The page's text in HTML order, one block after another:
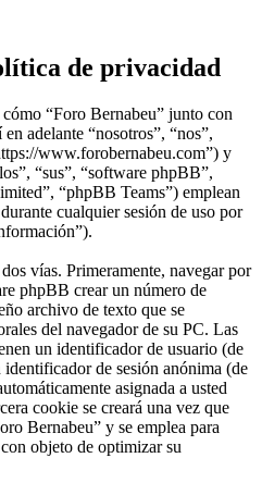
de privacidad
“Foro Bernabeu” junto con
adelante “nosotros”, “nos”,
www.forobernabeu.com”) y
“sus”, “software phpBB”,
“phpBB Teams”) emplean
cualquier sesión de uso por
vías. Primeramente, navegar por
phpBB crear un número de
archivo de texto que se
del navegador de su PC. Las
un identificador de usuario (de
de sesión anónima (de
asignada a usted
cookie se creará una vez que
Bernabeu” y se emplea para
objeto de optimizar su